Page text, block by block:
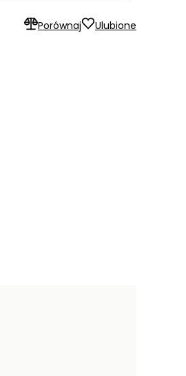
Porównaj Ulubione